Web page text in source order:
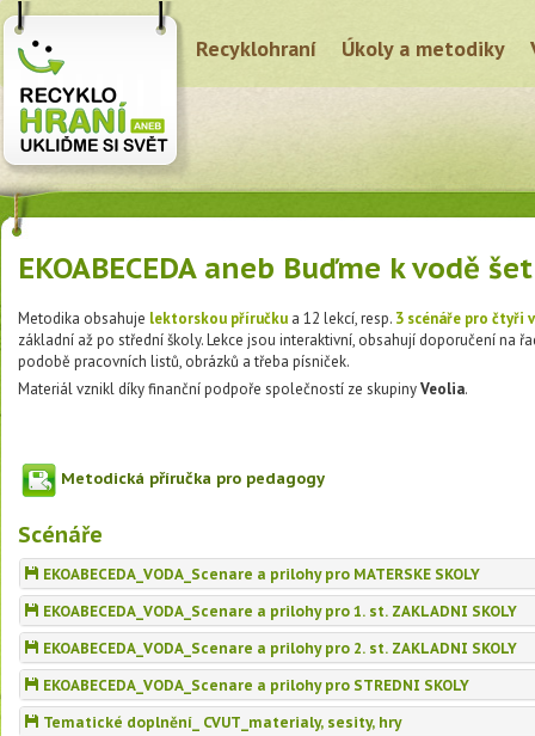
Recyklohraní Úkoly a metodiky
EKOABECEDA aneb Buďme k vodě
Metodika obsahuje lektorskou příručku a 12 lekcí, resp. 3 scénáře pro čtyři
základní až po střední školy. Lekce jsou interaktivní, obsahují doporučení na
podobě pracovních listů, obrázků a třeba písniček.
Materiál vznikl díky finanční podpoře společností ze skupinyVeolia.
Metodická příručka pro pedagogy
Scénáře
EKOABECEDA_VODA_Scenare a prilohy pro MATERSKE SKOLY
EKOABECEDA_VODA_Scenare a prilohy pro 1. st. ZAKLADNI SKOLY
EKOABECEDA_VODA_Scenare a prilohy pro 2. st. ZAKLADNI SKOLY
EKOABECEDA_VODA_Scenare a prilohy pro STREDNI SKOLY
Tematické doplnění_ CVUT_materialy, sesity, hry